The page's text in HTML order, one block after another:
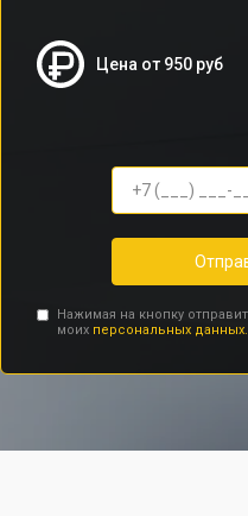
Цена от 950 руб
Нажимая на кнопку
моих персональных данных.